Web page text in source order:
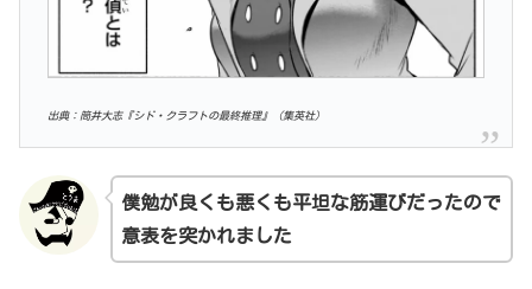
出典：筒井大志『シド・クラフトの最終推理』（集英社）
僕勉が良くも悪くも平坦な筋運びだったので
意表を突かれました